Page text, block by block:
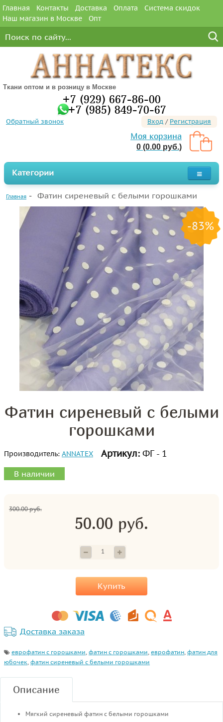
Главная Контакты Доставка Оплата
Система скидок
Наш магазин в Москве
Опт
Ткани оптом и в розницу в Москве
+7 (929) 667-86-00
+7 (985) 849-70-67
Обратный звонок Вход / Регистрация
Моя корзина
0 (0.00 руб.)
Категории
Главная Фатин сиреневый с белыми горошками
-83%
Фатин сиреневый с белыми
горошками
Производитель: ANNATEX Артикул: ФГ - 1
В наличии
300.00 руб.
50.00 руб.
Купить
Доставка заказа
еврофатин с горошками, фатин с горошками, еврофатин, фатин для
юбочек, фатин сиреневый с белыми горошками
Описание
Мягкий сиреневый фатин с белыми горошками